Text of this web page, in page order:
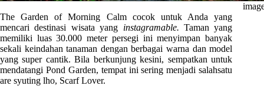
The Garden of Morning Calm cocok untuk Anda yang
mencari destinasi wisata yang instagramable. Taman yang
memiliki luas 30.000 meter persegi ini menyimpan banyak
sekali keindahan tanaman dengan berbagai warna dan model
yang super cantik. Bila berkunjung kesini, sempatkan untuk
mendatangi Pond Garden, tempat ini sering menjadi salahsatu
are syuting lho, Scarf Lover.